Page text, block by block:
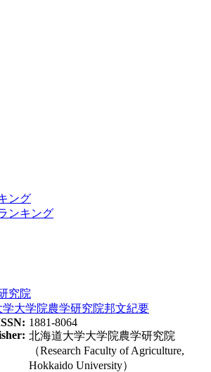
ング
ンキング
究院
学大学院農学研究院邦文紀要
1881-8064
北海道大学大学院農学研究院
（Research Faculty of Agriculture,
Hokkaido University）